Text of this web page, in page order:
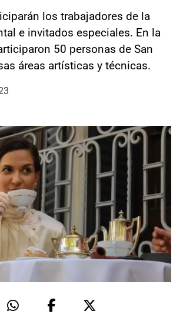
los trabajadores de la
e invitados especiales. En la
50 personas de San
áreas artísticas y técnicas.